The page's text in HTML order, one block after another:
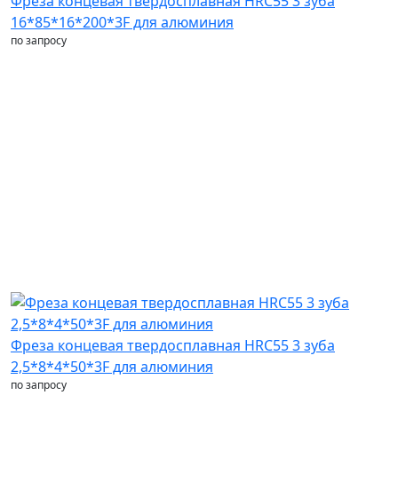
16*85*16*200*3F для алюминия
по запросу
Фреза концевая твердосплавная HRC55 3 зуба
2,5*8*4*50*3F для алюминия
по запросу